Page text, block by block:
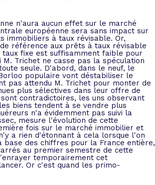
n'aura aucun effet sur le marché
européenne sera sans impact sur
immobiliers à taux révisable. Or,
référence aux prêts à taux révisable
fixe est suffisamment faible pour
Trichet ne casse pas la spéculation
seule. D'abord, dans le neuf, le
populaire vont déstabiliser le
pas attendu M. Trichet pour monter de
plus sélectives dans leur offre de
contradictoires, les uns observant
biens tendent à se vendre plus
n'a évidemment pas suivi la
mesure l'évolution de cette
fois sur le marché immobilier et
a rien d'étonnant à cela lorsque l'on
base des chiffres pour la France entière,
au premier semestre de cette
temporairement cet
Or c'est quand les primo-